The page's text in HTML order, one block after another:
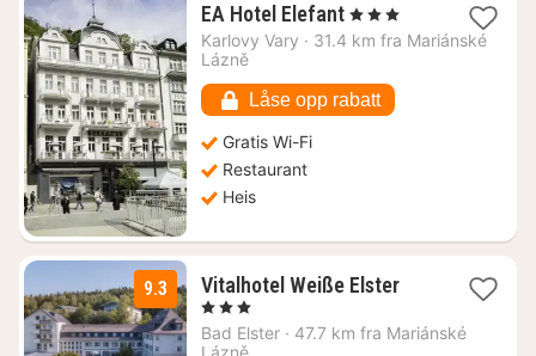
EA Hotel Elefant1
natt
kr.
, 3 Stjerner
Karlovy Vary · 31.4 km fra Mariánské
Lázně
Låse opp rabatt
Gratis Wi-Fi
Restaurant
Heis
9.3 Vitalhotel Weiße Elster1
fra
, 3 Stjerner
Bad Elster · 47.7 km fra Mariánské
Lázně